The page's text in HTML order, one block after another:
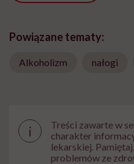
Powiązane tematy:
Alkoholizm nałogi
i
Treści zawarte w
charakter
lekarskiej.
problemów ze